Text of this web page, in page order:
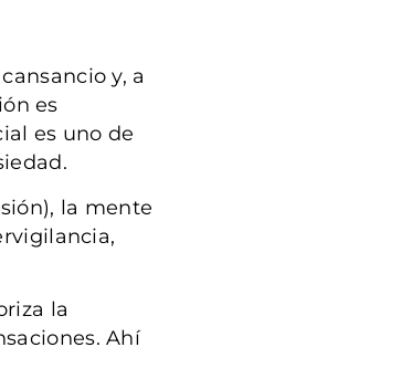
y, a
es
es uno de
la mente
la
Ahí